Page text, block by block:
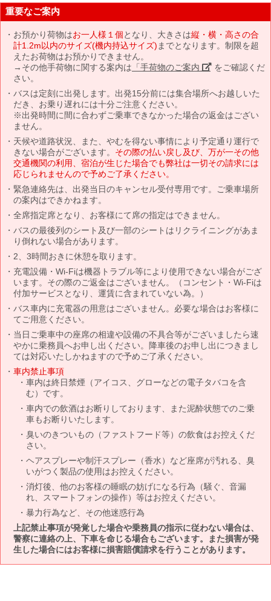
重要なご案内
お預かり荷物はお一人様１個となり、大きさは縦・横・高さの合
計1.2m以内のサイズ(機内持込サイズ) までとなります。制限を超
えたお荷物はお預かりできません。
→その他手荷物に関する案内は 「手荷物のご案内」 をご確認くだ
さい。
バスは定刻に出発します。出発15分前には集合場所へお越しいた
だき、お乗り遅れには十分ご注意ください。
※出発時間に間に合わずご乗車できなかった場合の返金はござい
ません。
天候や道路状況、また、やむを得ない事情により予定通り運行で
きない場合がございます。 その際の払い戻し及び、万が一その他
交通機関の利用、宿泊が生じた場合でも弊社は一切その請求には
応じられませんので予めご了承ください。
緊急連絡先は、出発当日のキャンセル受付専用です。ご乗車場所
の案内はできかねます。
全席指定席となり、お客様にて席の指定はできません。
バスの最後列のシート及び一部のシートはリクライニングがあま
り倒れない場合があります。
2、3時間おきに休憩を取ります。
充電設備・Wi-Fiは機器トラブル等により使用できない場合がござ
います。その際のご返金はございません。（コンセント・Wi-Fiは
付加サービスとなり、運賃に含まれていない為。）
バス車内に充電器の用意はございません。必要な場合はお客様に
てご用意ください。
当日ご乗車中の座席の相違や設備の不具合等がございましたら速
やかに乗務員へお申し出ください。降車後のお申し出につきまし
ては対応いたしかねますので予めご了承ください。
車内禁止事項
車内は終日禁煙（アイコス、グローなどの電子タバコを含
む）です。
車内での飲酒はお断りしております、また泥酔状態でのご乗
車もお断りいたします。
臭いのきついもの（ファストフード等）の飲食はお控えくだ
さい。
ヘアスプレーや制汗スプレー（香水）など座席が汚れる、臭
いがつく製品の使用はお控えください。
消灯後、他のお客様の睡眠の妨げになる行為（騒ぐ、音漏
れ、スマートフォンの操作）等はお控えください。
暴力行為など、その他迷惑行為
上記禁止事項が発覚した場合や乗務員の指示に従わない場合は、
警察に連絡の上、下車を命じる場合もございます。また損害が発
生した場合にはお客様に損害賠償請求を行うことがあります。